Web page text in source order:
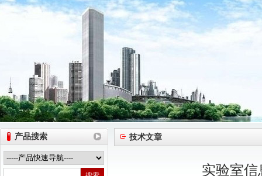
产品搜索 技术文章
实验室